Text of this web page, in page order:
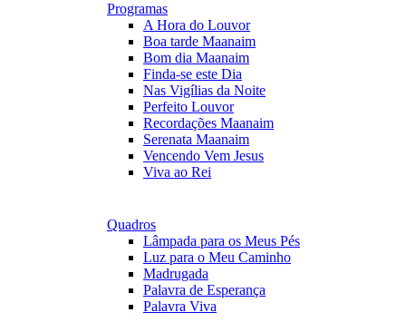
Programas
A Hora do Louvor
Boa tarde Maanaim
Bom dia Maanaim
Finda-se este Dia
Nas Vigílias da Noite
Perfeito Louvor
Recordações Maanaim
Serenata Maanaim
Vencendo Vem Jesus
Viva ao Rei
Quadros
Lâmpada para os Meus Pés
Luz para o Meu Caminho
Madrugada
Palavra de Esperança
Palavra Viva